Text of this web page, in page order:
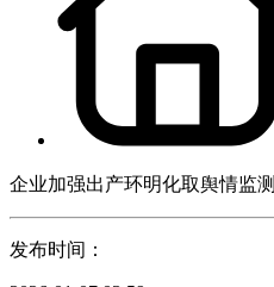
企业加强出产环明化取舆情监测
发布时间：